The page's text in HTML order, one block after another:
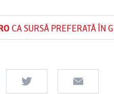
CA SURSĂ PREFERATĂ ÎN